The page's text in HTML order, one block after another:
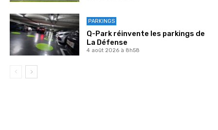
PARKINGS
Q-Park réinvente les parkings de
La Défense
4 août 2026 à 8h58